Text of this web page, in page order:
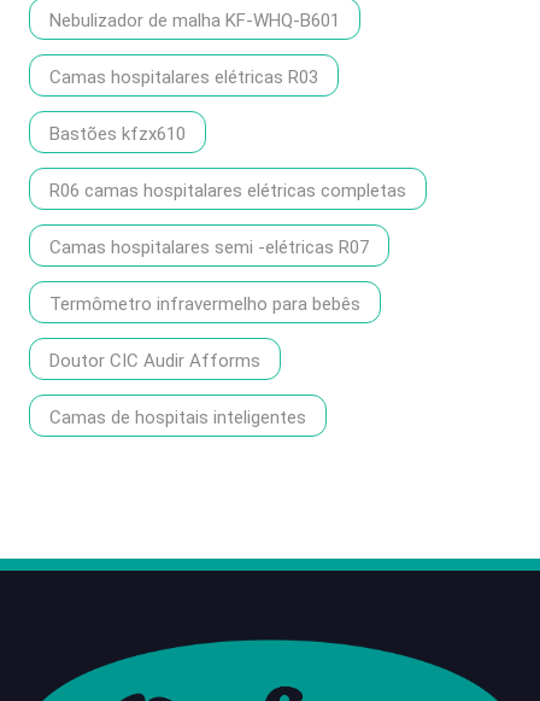
Nebulizador de malha KF-WHQ-B601
Camas hospitalares elétricas R03
Bastões kfzx610
R06 camas hospitalares elétricas completas
Camas hospitalares semi -elétricas R07
Termômetro infravermelho para bebês
Doutor CIC Audir Afforms
Camas de hospitais inteligentes